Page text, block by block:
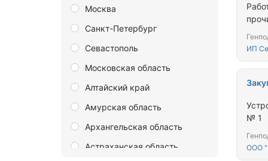
Москва
Санкт-Петербург
Севастополь
Московская область
Алтайский край
Амурская область
Архангельская область
Астраханская область
ИП
№ 1
ООО